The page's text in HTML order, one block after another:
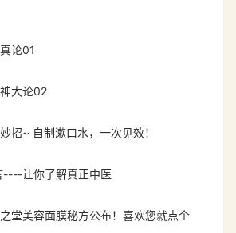
论01
大论02
招~ 自制漱口水，一次见效！
让你了解真正中医
堂美容面膜秘方公布！喜欢您就点个